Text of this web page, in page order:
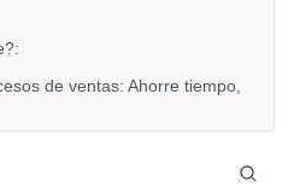
de ventas: Ahorre tiempo,